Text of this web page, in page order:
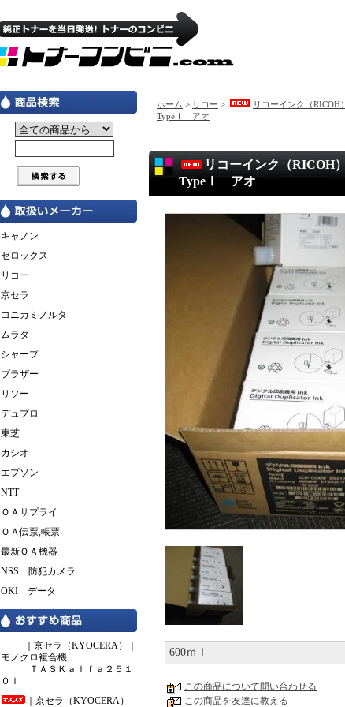
キャノン
ゼロックス
リコー
京セラ
コニカミノルタ
ムラタ
シャープ
ブラザー
リソー
デュプロ
東芝
カシオ
エプソン
NTT
ＯＡサプライ
ＯＡ伝票,帳票
最新ＯＡ機器
NSS 防犯カメラ
OKI データ
｜京セラ（KYOCERA）｜
モノクロ複合機
ＴＡＳＫａｌｆａ２５１
０ｉ
｜京セラ（KYOCERA）
ホーム > リコー >
リコーインク（RICOH）
TypeⅠ アオ
リコーインク（RICOH）
TypeⅠ アオ
600ｍｌ
この商品について問い合わせる
この商品を友達に教える